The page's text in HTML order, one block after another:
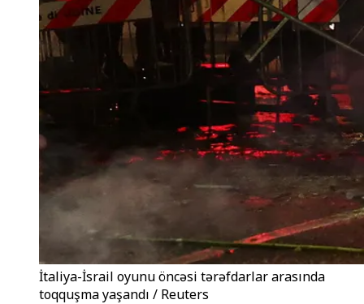
İtaliya-İsrail oyunu öncəsi tərəfdarlar arasında
toqquşma yaşandı / Reuters